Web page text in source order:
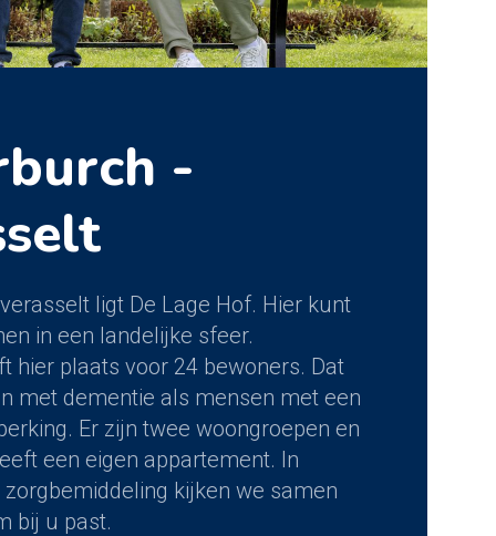
-
ligt De Lage Hof. Hier kunt
in een landelijke sfeer.
hier plaats voor 24 bewoners. Dat
met dementie als mensen met een
Er zijn twee woongroepen en
een eigen appartement. In
kijken we samen
bij u past.